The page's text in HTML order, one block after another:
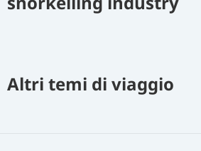
Altri temi di viaggio